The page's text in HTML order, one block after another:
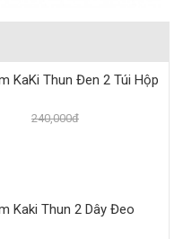
KaKi Thun Đen 2 Túi Hộp
240,000đ
Kaki Thun 2 Dây Đeo